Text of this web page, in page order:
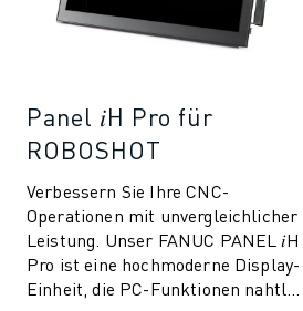
Panel 𝑖H Pro für
ROBOSHOT
Verbessern Sie Ihre CNC-
Operationen mit unvergleichlicher
Leistung. Unser FANUC PANEL 𝑖H
Pro ist eine hochmoderne Display-
Einheit, die PC-Funktionen nahtlos